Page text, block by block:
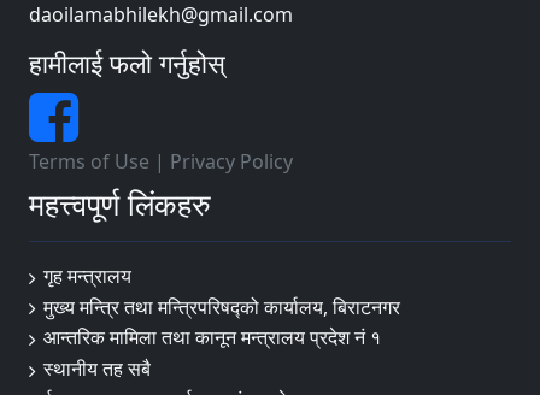
daoilamabhilekh@gmail.com
हामीलाई फलो गर्नुहोस्
Terms of Use | Privacy Policy
महत्त्वपूर्ण लिंकहरु
गृह मन्त्रालय
मुख्य मन्त्रि तथा मन्त्रिपरिषद्को कार्यालय, बिराटनगर
आन्तरिक मामिला तथा कानून मन्त्रालय प्रदेश नं १
स्थानीय तह सबै